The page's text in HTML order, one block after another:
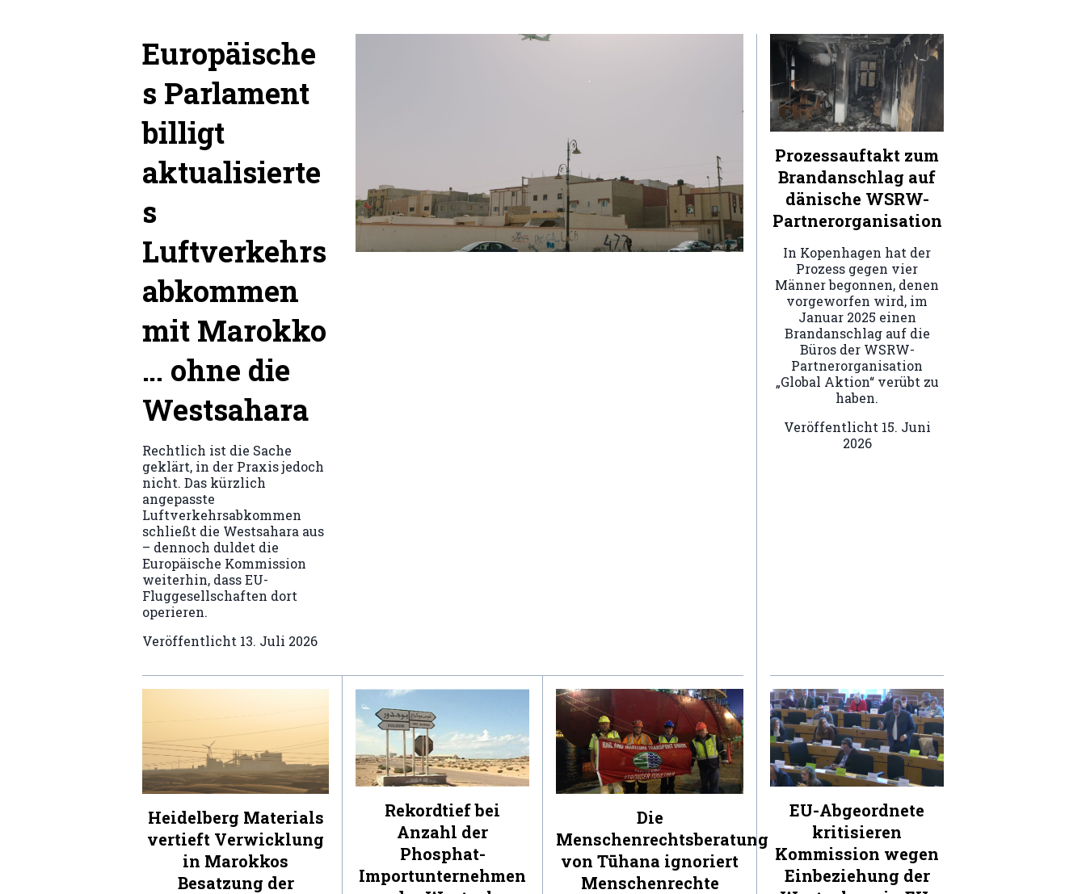
Europäische
s Parlament
billigt
aktualisierte
s
Luftverkehrs
abkommen
mit Marokko
… ohne die
Westsahara
Rechtlich ist die Sache
geklärt, in der Praxis jedoch
nicht. Das kürzlich
angepasste
Luftverkehrsabkommen
schließt die Westsahara aus
– dennoch duldet die
Europäische Kommission
weiterhin, dass EU-
Fluggesellschaften dort
operieren.
Veröffentlicht 13. Juli 2026
Prozessauftakt zum
Brandanschlag auf
dänische WSRW-
Partnerorganisation
In Kopenhagen hat der
Prozess gegen vier
Männer begonnen, denen
vorgeworfen wird, im
Januar 2025 einen
Brandanschlag auf die
Büros der WSRW-
Partnerorganisation
„Global Aktion“ verübt zu
haben.
Veröffentlicht 15. Juni
2026
Heidelberg Materials
vertieft Verwicklung
in Marokkos
Besatzung der
Rekordtief bei
Anzahl der
Phosphat-
Importunternehmen
Die
Menschenrechtsberatung
von Tūhana ignoriert
Menschenrechte
EU-Abgeordnete
kritisieren
Kommission wegen
Einbeziehung der